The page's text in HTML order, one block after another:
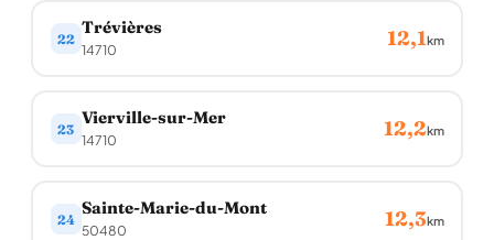
22
Trévières
14710 12,1km
23
Vierville-sur-Mer
14710 12,2km
24
Sainte-Marie-du-Mont
50480 12,3km